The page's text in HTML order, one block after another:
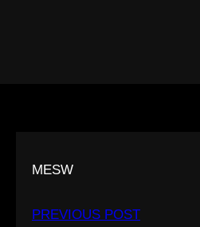
MESW
PREVIOUS POST